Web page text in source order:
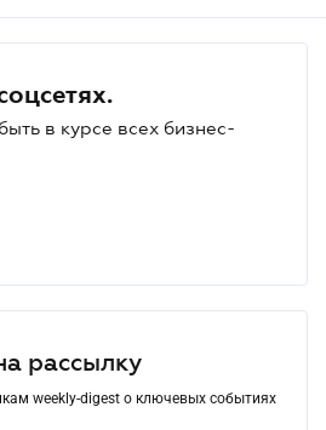
в курсе всех бизнес-
рассылку
weekly-digest о ключевых событиях